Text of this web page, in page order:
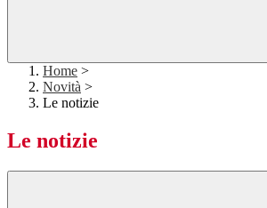
Home >
Novità >
Le notizie
Le notizie